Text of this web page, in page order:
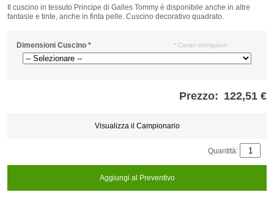
Il cuscino in tessuto Principe di Galles Tommy è disponibile anche in altre
fantasie e tinte, anche in finta pelle. Cuscino decorativo quadrato.
Dimensioni Cuscino * * Campi obbligatori
Prezzo: 122,51 €
Visualizza il Campionario
Quantità:
Aggiungi al Preventivo